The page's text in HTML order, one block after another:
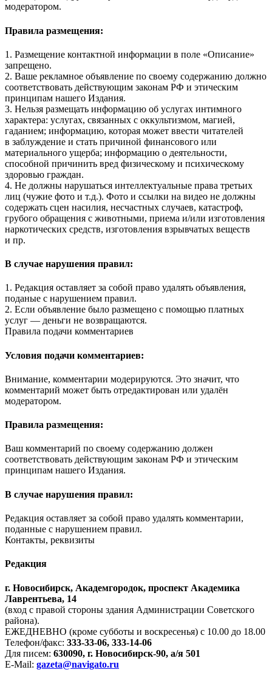
модератором.
Правила размещения:
1. Размещение контактной информации в поле «Описание»
запрещено.
2. Ваше рекламное объявление по своему содержанию должно
соответствовать действующим законам РФ и этическим
принципам нашего Издания.
3. Нельзя размещать информацию об услугах интимного
характера: услугах, связанных с оккультизмом, магией,
гаданием; информацию, которая может ввести читателей
в заблуждение и стать причиной финансового или
материального ущерба; информацию о деятельности,
способной причинить вред физическому и психическому
здоровью граждан.
4. Не должны нарушаться интеллектуальные права третьих
лиц (чужие фото и т.д.). Фото и ссылки на видео не должны
содержать сцен насилия, несчастных случаев, катастроф,
грубого обращения с животными, приема и/или изготовления
наркотических средств, изготовления взрывчатых веществ
и пр.
В случае нарушения правил:
1. Редакция оставляет за собой право удалять объявления,
поданые с нарушением правил.
2. Если объявление было размещено с помощью платных
услуг — деньги не возвращаются.
Правила подачи комментариев
Условия подачи комментариев:
Внимание, комментарии модерируются. Это значит, что
комментарий может быть отредактирован или удалён
модератором.
Правила размещения:
Ваш комментарий по своему содержанию должен
соответствовать действующим законам РФ и этическим
принципам нашего Издания.
В случае нарушения правил:
Редакция оставляет за собой право удалять комментарии,
поданные с нарушением правил.
Контакты, реквизиты
Редакция
г. Новосибирск, Академгородок, проспект Академика
Лаврентьева, 14
(вход с правой стороны здания Администрации Советского
района).
ЕЖЕДНЕВНО (кроме субботы и воскресенья) с 10.00 до 18.00
Телефон/факс: 333-33-06, 333-14-06
Для писем: 630090, г. Новосибирск-90, а/я 501
E-Mail: gazeta@navigato.ru